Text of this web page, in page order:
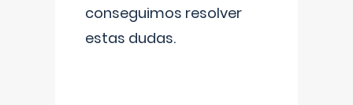
conseguimos resolver
estas dudas.